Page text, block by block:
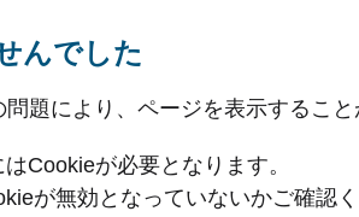
んでした
題により、ページを表示すること
Cookieが必要となります。
が無効となっていないかご確認く